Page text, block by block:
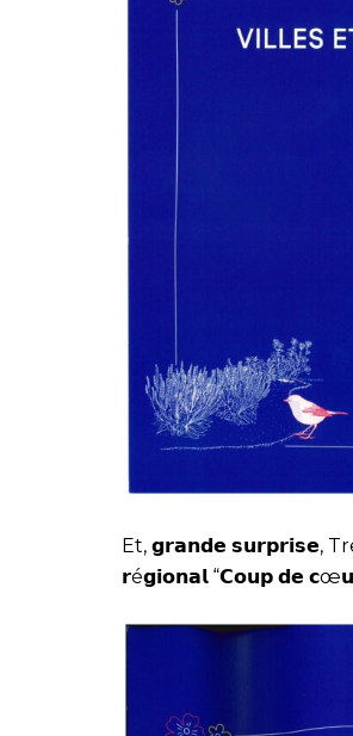
Et, 𝗴𝗿𝗮𝗻𝗱𝗲 𝘀𝘂𝗿𝗽𝗿𝗶𝘀𝗲,
𝗿é𝗴𝗶𝗼𝗻𝗮𝗹 “𝗖𝗼𝘂𝗽 𝗱𝗲